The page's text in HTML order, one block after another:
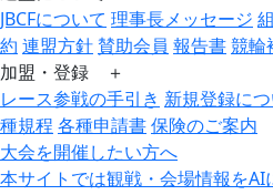
JBCFについて 理事長メッセージ
約 連盟方針賛助会員 報告書競輪
加盟・登録 ＋
レース参戦の手引き 新規登録に
種規程各種申請書保険のご案内
大会を開催したい方へ
本サイトでは観戦・会場情報を